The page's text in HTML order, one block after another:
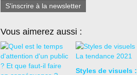
S'inscrire à la newsletter
Vous aimerez aussi :
Styles de visuels :